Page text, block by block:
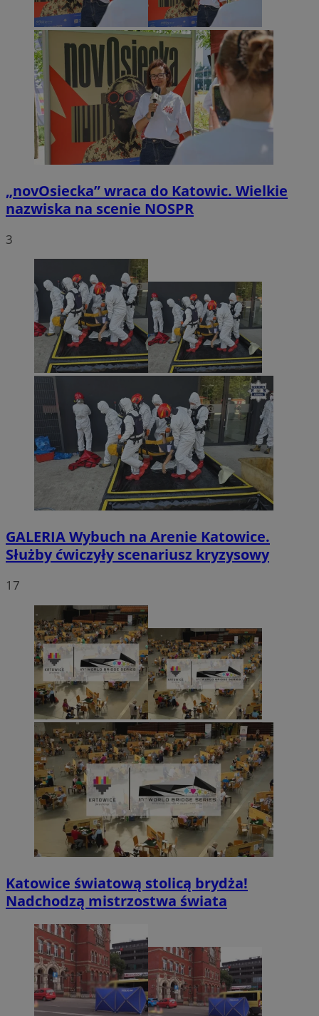
„novOsiecka” wraca do Katowic. Wielkie
nazwiska na scenie NOSPR
3
GALERIAWybuch na Arenie Katowice.
Służby ćwiczyły scenariusz kryzysowy
17
Katowice światową stolicą brydża!
Nadchodzą mistrzostwa świata